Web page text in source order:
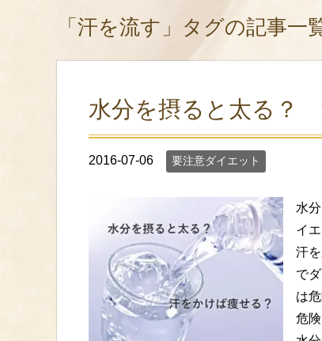
「汗を流す」タグの記事一
水分を摂ると太る？
2016-07-06 要注意ダイエット
水
イ
汗
で
は
危